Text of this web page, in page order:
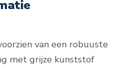
van een robuuste
met grijze kunststof